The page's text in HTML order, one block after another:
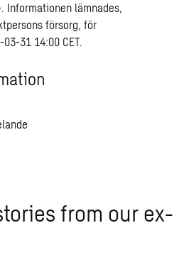
Informationen lämnades,
försorg, för
31 14:00 CET.
from our ex­